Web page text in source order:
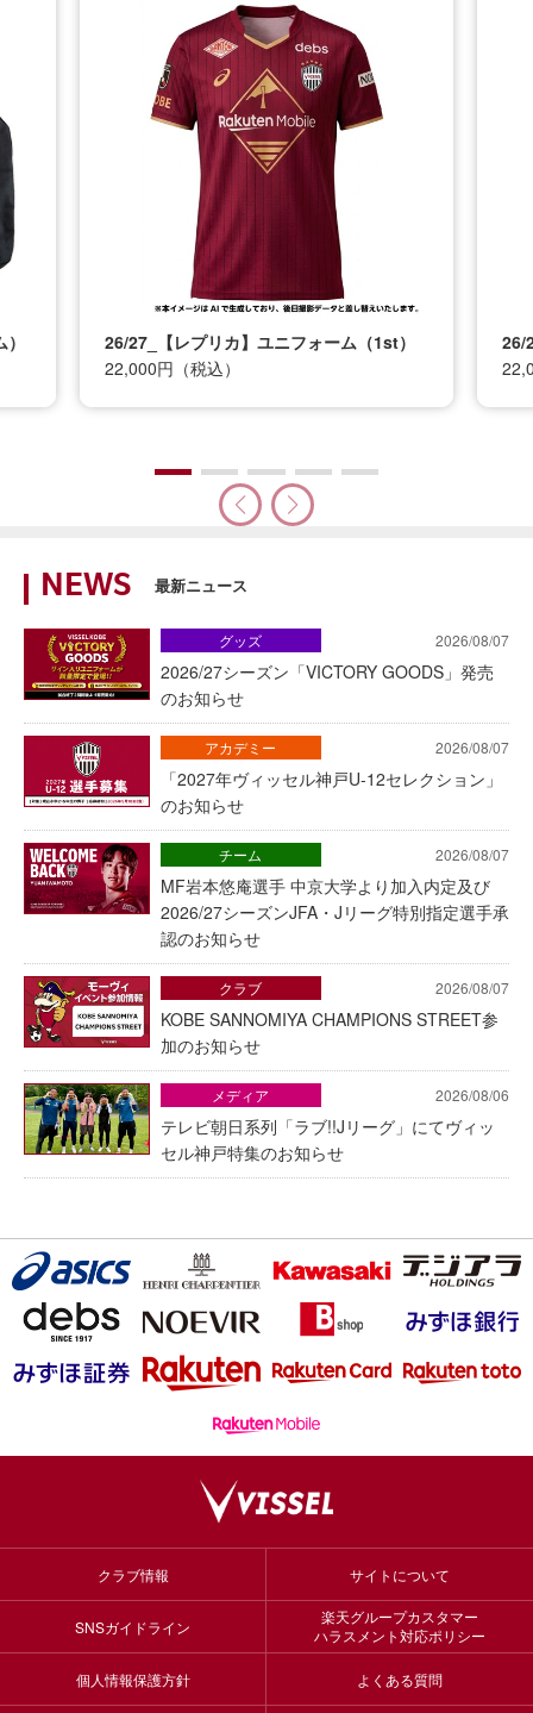
26/27_【レプリカ】ユニフォーム（1st）
22,000円（税込）
26/27_
22,000
NEWS 最新ニュース
2026/08/07
2026/27シーズン「VICTORY GOODS」発売
のお知らせ
グッズ
2026/08/07
「2027年ヴィッセル神戸U-12セレクション」
のお知らせ
アカデミー
2026/08/07
MF岩本悠庵選手 中京大学より加入内定及び
2026/27シーズンJFA・Jリーグ特別指定選手承
認のお知らせ
チーム
2026/08/07
KOBE SANNOMIYA CHAMPIONS STREET参
加のお知らせ
クラブ
2026/08/06
テレビ朝日系列「ラブ!!Jリーグ」にてヴィッ
セル神戸特集のお知らせ
メディア
クラブ情報 サイトについて
SNSガイドライン
楽天グループカスタマー
ハラスメント対応ポリシー
個人情報保護方針 よくある質問